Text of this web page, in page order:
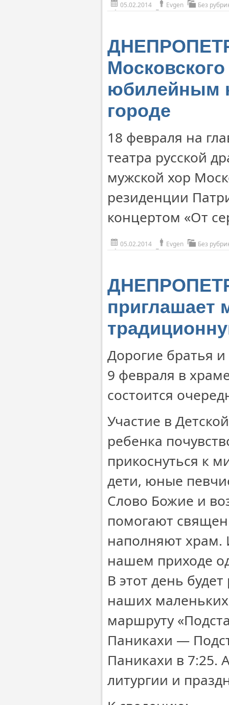
05.02.2014 Evgen Без
юбилейным
городе
18 февраля на
театра русской
мужской хор
резиденции
концертом «От
05.02.2014 Evgen Без
приглашает
Дорогие братья и
9 февраля в
состоится
Участие в
ребенка
прикоснуться к
дети, юные
Слово Божие и
помогают
наполняют храм.
нашем приходе
В этот день
наших маленьких
маршруту
Паникахи —
Паникахи в 7:25.
литургии и